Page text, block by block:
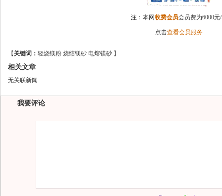
注：本网收费会员会员费为6000元
点击查看会员服务
【 关键词： 轻烧镁粉 烧结镁砂 电熔镁砂 】
相关文章
无关联新闻
我要评论